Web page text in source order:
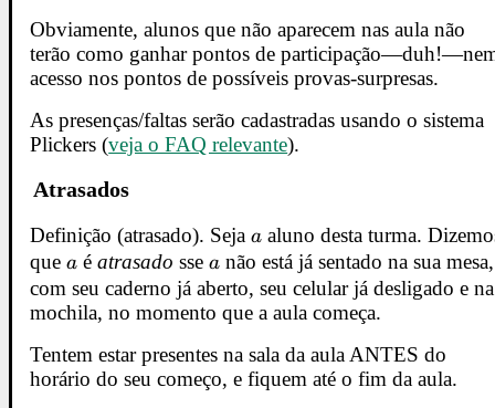
Obviamente, alunos que não aparecem nas aula não
terão como ganhar pontos de
acesso nos pontos de possíveis provas-surpresas.
As presenças/faltas serão cadastradas usando o sistema
Plickers (veja o FAQ relevante).
Atrasados
Definição (atrasado). Sejaa
a aluno desta turma.
quea
a éatrasado ssea
a não está já sentado na sua mesa,
com seu caderno já aberto, seu celular já desligado e na
mochila, no momento que a aula começa.
Tentem estar presentes na sala da aula ANTES do
horário do seu começo, e fiquem até o fim da aula.